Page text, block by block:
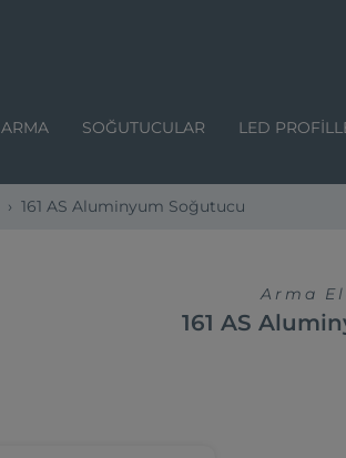
ARMA SOĞUTUCULAR LED
161 AS Aluminyum Soğutucu
Arma
161 AS